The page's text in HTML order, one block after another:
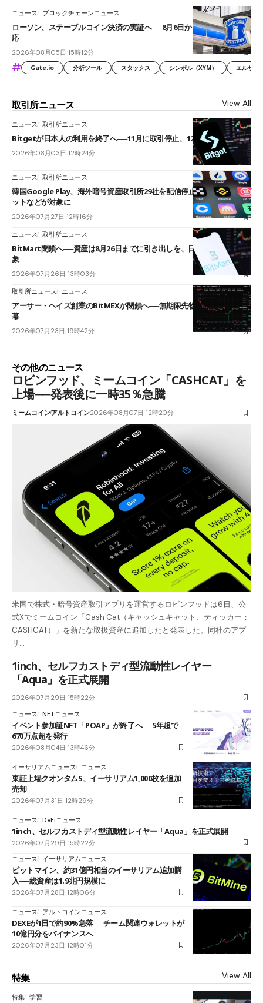
ニュース ブロックチェーンニュース
ローソン、ステーブルコイン決済の実証へ──8月6日からJPYCやUSDC対
応
2026年08月05日 15時12分
# Gate.io 分析ツール スタックス シンボル（XYM） エルサル
取引所ニュース View All
ニュース 取引所ニュース
Bitgetが日本人の利用を終了へ──11月に取引停止、12月末に強制決済
2026年08月03日 12時24分
ニュース 取引所ニュース
韓国Google Play、海外暗号資産取引所29社を配信停止──OKXやバイビ
ットなどが対象に
2026年07月27日 12時16分
ニュース 取引所ニュース
BitMart閉鎖へ──資産は8月26日までに引き出しを、日本人利用者も対
象
2026年07月26日 13時03分
取引所ニュース ニュース
アーサー・ヘイズ創業のBitMEXが閉鎖へ──無期限先物を生んだ11年に
幕
2026年07月23日 19時42分
その他のニュース
ロビンフッド、ミームコイン「CASHCAT」を
上場──発表後に一時35％急騰
ミームコインアルトコイン2026年08月07日 12時20分
米国で株式・暗号資産取引アプリを運営するロビンフッドは6日、公
式Xでミームコイン「Cash Cat（キャッシュキャット、ティッカー：
CASHCAT）」を新たな取扱資産に追加したと発表した。同社のアプ
リ…
1inch、セルフカストディ型流動性レイヤー
「Aqua」を正式展開
2026年07月29日 15時22分
ニュース NFTニュース
イベント参加証NFT「POAP」が終了へ──5年超で
670万点超を発行
2026年08月04日 13時46分
イーサリアムニュース ニュース
東証上場クオンタムS、イーサリアム1,000枚を追加
売却
2026年07月31日 12時29分
ニュース DeFiニュース
1inch、セルフカストディ型流動性レイヤー「Aqua」を正式展開
2026年07月29日 15時22分
ニュース
イーサリアムニュース
ビットマイン、約31億円相当のイーサリアム追加購
入──総資産は1.9兆円規模に
2026年07月28日 12時06分
ニュース アルトコインニュース
DEXEが1日で約90%急落──チーム関連ウォレットが
10億円分をバイナンスへ
2026年07月23日 12時01分
特集 View All
特集 学習